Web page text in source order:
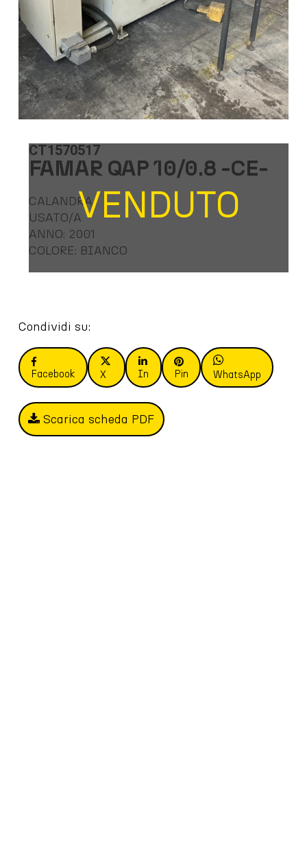
VENDUTO
CT1570517
FAMAR QAP 10/0.8 -CE-
CALANDRA
USATO/A
ANNO: 2001
COLORE: BIANCO
Condividi su:
Facebook X In Pin WhatsApp
Scarica scheda PDF